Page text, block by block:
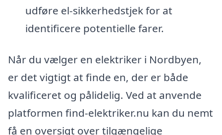
udføre el-sikkerhedstjek for at
identificere potentielle farer.
Når du vælger en elektriker i Nordbyen,
er det vigtigt at finde en, der er både
kvalificeret og pålidelig. Ved at anvende
platformen find-elektriker.nu kan du nemt
få en oversigt over tilgængelige